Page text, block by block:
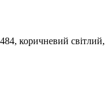
коричневий світлий,